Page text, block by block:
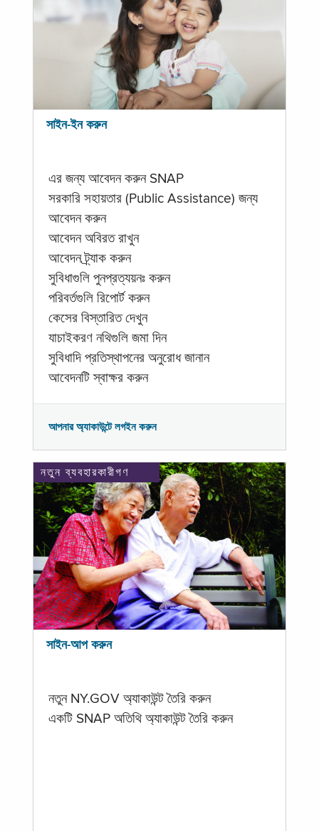
সাইন-ইন করুন
এর জন্য আবেদন করুন SNAP
সরকারি সহায়তার (Public Assistance) জন্য
আবেদন করুন
আবেদন অবিরত রাখুন
আবেদন ট্র্যাক করুন
সুবিধাগুলি পুনপ্রত্যয়নঃ করুন
পরিবর্তগুলি রিপোর্ট করুন
কেসের বিস্তারিত দেখুন
যাচাইকরণ নথিগুলি জমা দিন
সুবিধাদি প্রতিস্থাপনের অনুরোধ জানান
আবেদনটি স্বাক্ষর করুন
আপনার অ্যাকাউন্টে লগইন করুন
নতুন ব্যবহারকারীগণ
সাইন-আপ করুন
নতুন NY.GOV অ্যাকাউন্ট তৈরি করুন
একটি SNAP অতিথি অ্যাকাউন্ট তৈরি করুন